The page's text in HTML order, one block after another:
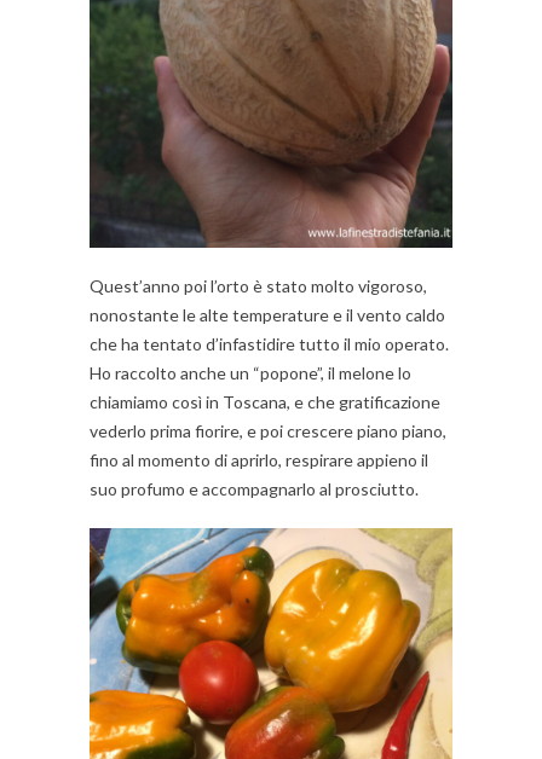
Quest’anno poi l’orto è stato molto vigoroso,
nonostante le alte temperature e il vento caldo
che ha tentato d’infastidire tutto il mio operato.
Ho raccolto anche un “popone”, il melone lo
chiamiamo così in Toscana, e che gratificazione
vederlo prima fiorire, e poi crescere piano piano,
fino al momento di aprirlo, respirare appieno il
suo profumo e accompagnarlo al prosciutto.